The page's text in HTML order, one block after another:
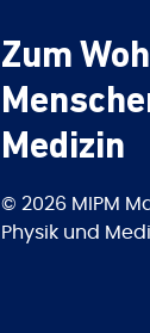
Zum
Medizin
© 2026 MIPM
Physik und